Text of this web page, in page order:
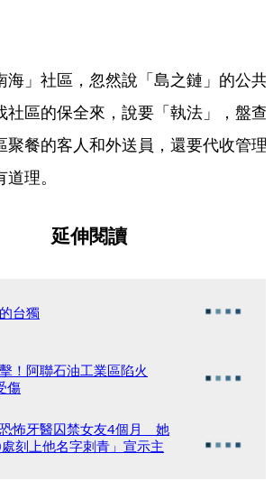
海」社區，忽然說「島之鏈」的公共
社區的保全來，說要「執法」，盤查
聚餐的客人和外送員，還要代收管理
理。
延伸閱讀
台獨
！阿聯石油工業區陷火
傷
怖牙醫囚禁女友4個月 她
刻上他名字刺青」宣示主